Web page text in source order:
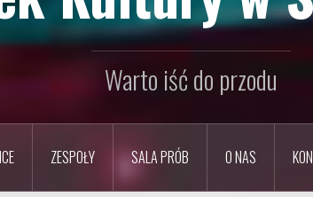
Warto iść do przodu
ZESPOŁY SALA PRÓB O NAS